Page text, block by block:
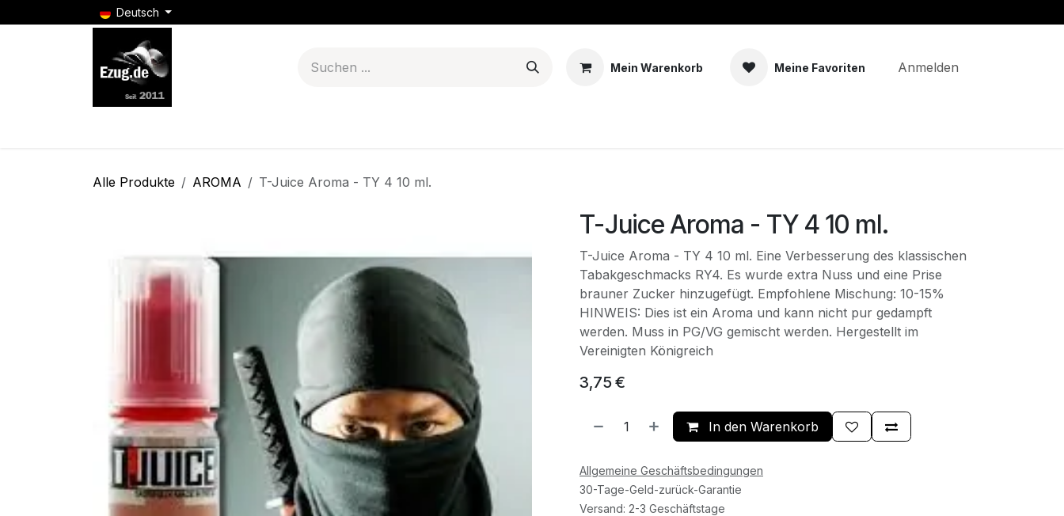
Zum Inhalt springenDeutsch
Mein Warenkorb Meine Favoriten Anmelden
Alle Produkte AROMA T-Juice Aroma - TY 4 10 ml.
T-Juice Aroma - TY 4 10 ml.
T-Juice Aroma - TY 4 10 ml. Eine Verbesserung des klassischen
Tabakgeschmacks RY4. Es wurde extra Nuss und eine Prise
brauner Zucker hinzugefügt. Empfohlene Mischung: 10-15%
HINWEIS: Dies ist ein Aroma und kann nicht pur gedampft
werden. Muss in PG/VG gemischt werden. Hergestellt im
Vereinigten Königreich
3,75 €
In den Warenkorb
Allgemeine Geschäftsbedingungen
30-Tage-Geld-zurück-Garantie
Versand: 2-3 Geschäftstage